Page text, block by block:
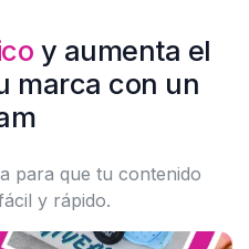
y aumenta el
marca con un
para que tu contenido
y rápido.